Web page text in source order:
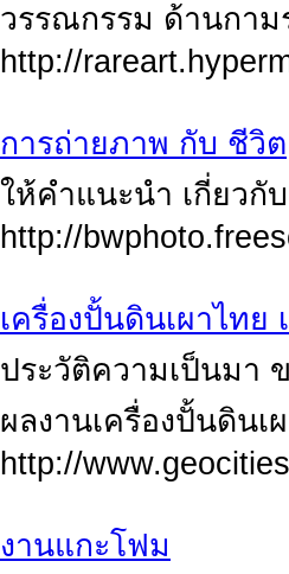
วรรณกรรม ด้านกา
http://
การถ่ายภาพ กับ ชีวิต
ให้คำแนะนำ เกี่ยวกั
http://
เครื่องปั้นดินเผาไทย
ประวัติความเป็นมา
ผลงานเครื่องปั้นดินเ
http://
งานแกะโฟม